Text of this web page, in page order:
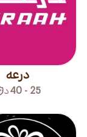
درعه
25 - 40 د